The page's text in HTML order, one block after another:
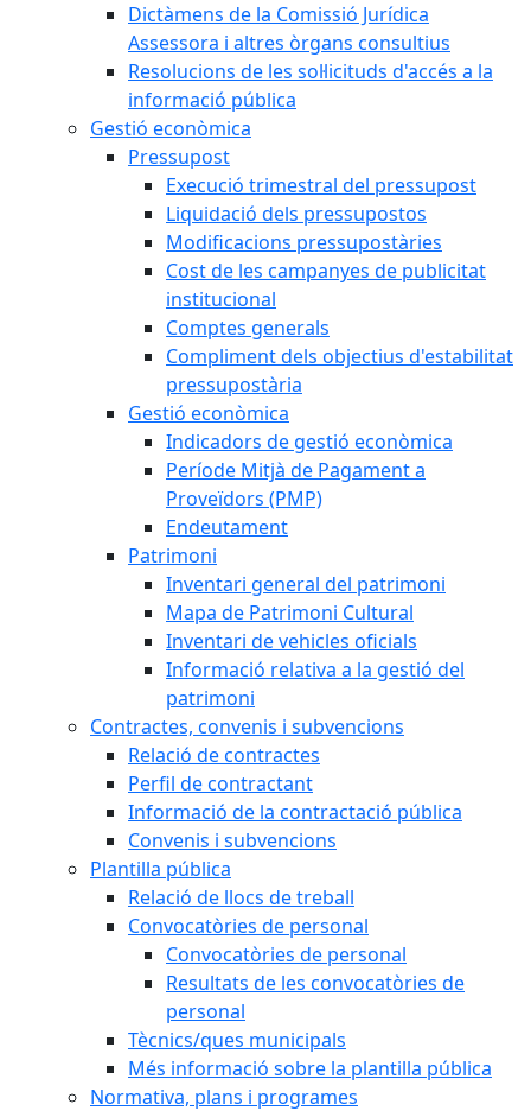
Dictàmens de la Comissió Jurídica
Assessora i altres òrgans consultius
Resolucions de les sol·licituds d'accés a la
informació pública
Gestió econòmica
Pressupost
Execució trimestral del pressupost
Liquidació dels pressupostos
Modificacions pressupostàries
Cost de les campanyes de publicitat
institucional
Comptes generals
Compliment dels objectius d'estabilitat
pressupostària
Gestió econòmica
Indicadors de gestió econòmica
Període Mitjà de Pagament a
Proveïdors (PMP)
Endeutament
Patrimoni
Inventari general del patrimoni
Mapa de Patrimoni Cultural
Inventari de vehicles oficials
Informació relativa a la gestió del
patrimoni
Contractes, convenis i subvencions
Relació de contractes
Perfil de contractant
Informació de la contractació pública
Convenis i subvencions
Plantilla pública
Relació de llocs de treball
Convocatòries de personal
Convocatòries de personal
Resultats de les convocatòries de
personal
Tècnics/ques municipals
Més informació sobre la plantilla pública
Normativa, plans i programes